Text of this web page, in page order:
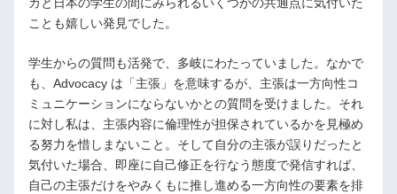
カと日本の学生の間にみられるいくつかの共通点に気付いた
ことも嬉しい発見でした。
学生からの質問も活発で、多岐にわたっていました。なかで
も、Advocacy は「主張」を意味するが、主張は一方向性コ
ミュニケーションにならないかとの質問を受けました。それ
に対し私は、主張内容に倫理性が担保されているかを見極め
る努力を惜しまないこと。そして自分の主張が誤りだったと
気付いた場合、即座に自己修正を行なう態度で発信すれば、
自己の主張だけをやみくもに推し進める一方向性の要素を排